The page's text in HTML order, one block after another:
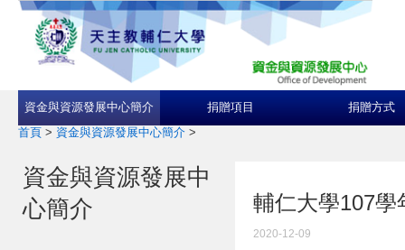
資金與資源發展中心簡介 捐贈項目 捐贈方式
首頁 > 資金與資源發展中心簡介 >
資金與資源發展中
心簡介
輔仁大學107學
2020-12-09